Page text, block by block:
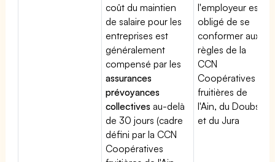
coût du maintien
de salaire pour les
entreprises est
généralement
compensé par les
assurances
prévoyances
collectives au-delà
de 30 jours (cadre
défini par la CCN
Coopératives
l'employeur est
obligé de se
conformer aux
règles de la
CCN
Coopératives
fruitières de
l'Ain, du Doubs
et du Jura